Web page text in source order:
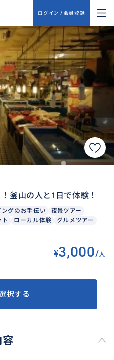
ログイン / 会員登録
釜山の人と1日で体験！
ングのお手伝い
夜景ツアー
ト ローカル体験
グルメツアー
¥3,000/人
択する
容